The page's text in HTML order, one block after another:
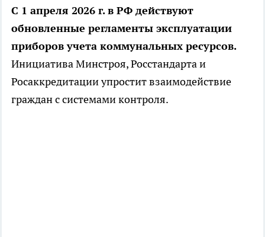
С 1 апреля 2026 г. в РФ действуют
обновленные регламенты эксплуатации
приборов учета коммунальных ресурсов.
Инициатива Минстроя, Росстандарта и
Росаккредитации упростит взаимодействие
граждан с системами контроля.